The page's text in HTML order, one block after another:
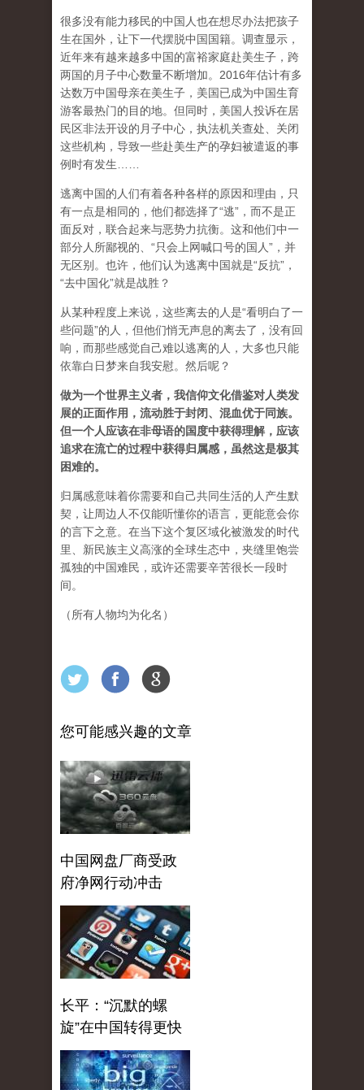
很多没有能力移民的中国人也在想尽办法把孩子
生在国外，让下一代摆脱中国国籍。调查显示，
近年来有越来越多中国的富裕家庭赴美生子，跨
两国的月子中心数量不断增加。2016年估计有多
达数万中国母亲在美生子，美国已成为中国生育
游客最热门的目的地。但同时，美国人投诉在居
民区非法开设的月子中心，执法机关查处、关闭
这些机构，导致一些赴美生产的孕妇被遣返的事
例时有发生……
逃离中国的人们有着各种各样的原因和理由，只
有一点是相同的，他们都选择了“逃”，而不是正
面反对，联合起来与恶势力抗衡。这和他们中一
部分人所鄙视的、“只会上网喊口号的国人”，并
无区别。也许，他们认为逃离中国就是“反抗”，
“去中国化”就是战胜？
从某种程度上来说，这些离去的人是“看明白了一
些问题”的人，但他们悄无声息的离去了，没有回
响，而那些感觉自己难以逃离的人，大多也只能
依靠白日梦来自我安慰。然后呢？
做为一个世界主义者，我信仰文化借鉴对人类发
展的正面作用，流动胜于封闭、混血优于同族。
但一个人应该在非母语的国度中获得理解，应该
追求在流亡的过程中获得归属感，虽然这是极其
困难的。
归属感意味着你需要和自己共同生活的人产生默
契，让周边人不仅能听懂你的语言，更能意会你
的言下之意。在当下这个复区域化被激发的时代
里、新民族主义高涨的全球生态中，夹缝里饱尝
孤独的中国难民，或许还需要辛苦很长一段时
间。
（所有人物均为化名）
您可能感兴趣的文章
中国网盘厂商受政
府净网行动冲击
长平：“沉默的螺
旋”在中国转得更快